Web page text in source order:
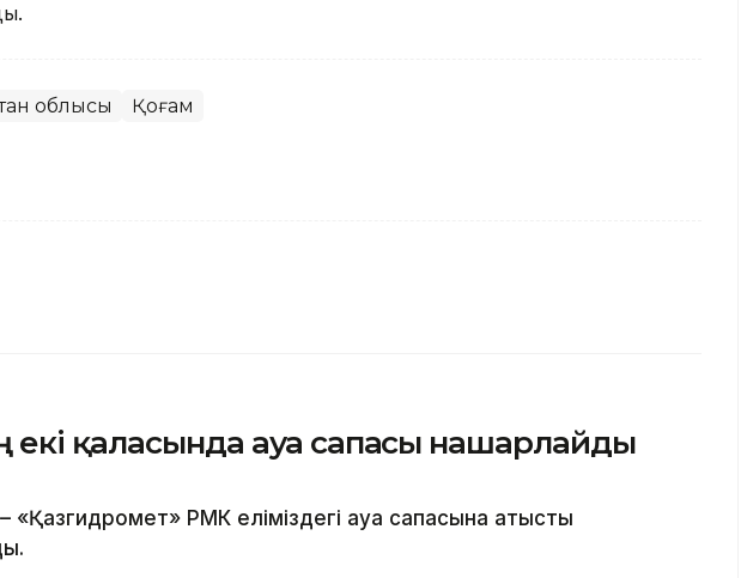
облысы Қоғам
екі қаласында ауа сапасы нашарлайды
«Қазгидромет» РМК еліміздегі ауа сапасына қатысты